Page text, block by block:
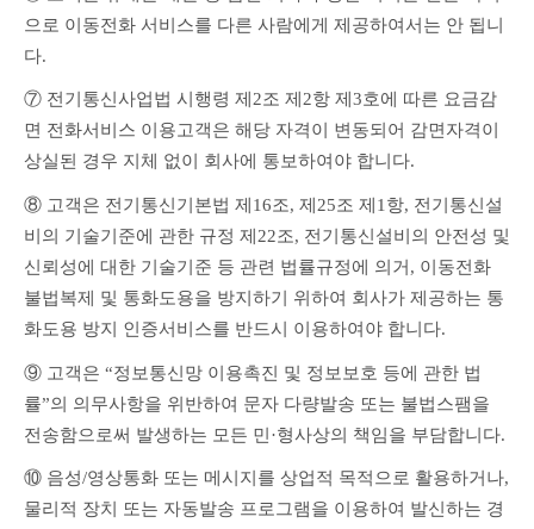
으로 이동전화 서비스를 다른 사람에게 제공하여서는 안 됩니
다.
⑦ 전기통신사업법 시행령 제2조 제2항 제3호에 따른 요금감
면 전화서비스 이용고객은 해당 자격이 변동되어 감면자격이
상실된 경우 지체 없이 회사에 통보하여야 합니다.
⑧ 고객은 전기통신기본법 제16조, 제25조 제1항, 전기통신설
비의 기술기준에 관한 규정 제22조, 전기통신설비의 안전성 및
신뢰성에 대한 기술기준 등 관련 법률규정에 의거, 이동전화
불법복제 및 통화도용을 방지하기 위하여 회사가 제공하는 통
화도용 방지 인증서비스를 반드시 이용하여야 합니다.
⑨ 고객은 “정보통신망 이용촉진 및 정보보호 등에 관한 법
률”의 의무사항을 위반하여 문자 다량발송 또는 불법스팸을
전송함으로써 발생하는 모든 민·형사상의 책임을 부담합니다.
⑩ 음성/영상통화 또는 메시지를 상업적 목적으로 활용하거나,
물리적 장치 또는 자동발송 프로그램을 이용하여 발신하는 경